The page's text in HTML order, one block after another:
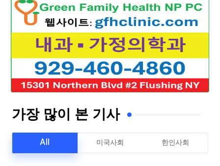
가장 많이 본 기사
All 미국사회 한인사회